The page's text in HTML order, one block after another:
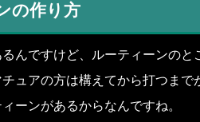
の作り方
んですけど、ルーティーンのと
ュアの方は構えてから打つまで
ーンがあるからなんですね。